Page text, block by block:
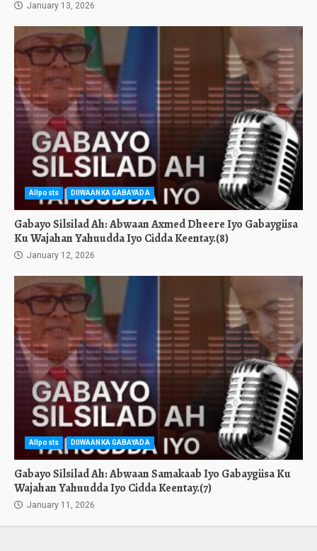
January 13, 2026
Allposts DIIWAANKA GABAYADA
Gabayo Silsilad Ah: Abwaan Axmed Dheere Iyo Gabaygiisa
Ku Wajahan Yahuudda Iyo Cidda Keentay.(8)
January 12, 2026
Allposts DIIWAANKA GABAYADA
Gabayo Silsilad Ah: Abwaan Samakaab Iyo Gabaygiisa Ku
Wajahan Yahuudda Iyo Cidda Keentay.(7)
January 11, 2026